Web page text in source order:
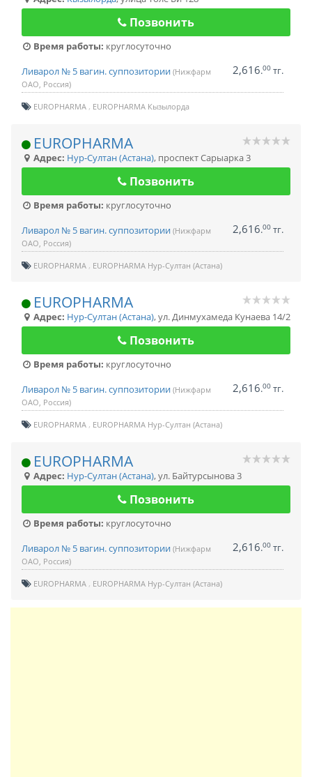
Позвонить
Время работы: круглосуточно
Ливарол № 5 вагин. суппозитории (Нижфарм
ОАО, Россия)
2,616.00 тг.
EUROPHARMA EUROPHARMA Кызылорда
EUROPHARMA
Адрес: Нур-Султан (Астана), проспект Сарыарка 3
Позвонить
Время работы: круглосуточно
Ливарол № 5 вагин. суппозитории (Нижфарм
ОАО, Россия)
2,616.00 тг.
EUROPHARMA EUROPHARMA Нур-Султан (Астана)
EUROPHARMA
Адрес: Нур-Султан (Астана),ул. Динмухамеда Кунаева 14/2
Позвонить
Время работы: круглосуточно
Ливарол № 5 вагин. суппозитории (Нижфарм
ОАО, Россия)
2,616.00 тг.
EUROPHARMA EUROPHARMA Нур-Султан (Астана)
EUROPHARMA
Адрес: Нур-Султан (Астана),ул. Байтурсынова 3
Позвонить
Время работы: круглосуточно
Ливарол № 5 вагин. суппозитории (Нижфарм
ОАО, Россия)
2,616.00 тг.
EUROPHARMA EUROPHARMA Нур-Султан (Астана)